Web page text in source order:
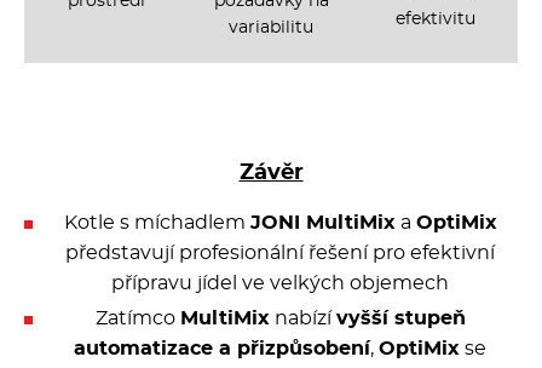
variabilitu
efektivitu
Závěr
Kotle s míchadlem JONI MultiMixa OptiMix
představují profesionální řešení pro efektivní
přípravu jídel ve velkých objemech
Zatímco MultiMixnabízí vyšší stupeň
automatizace a přizpůsobení, OptiMix se